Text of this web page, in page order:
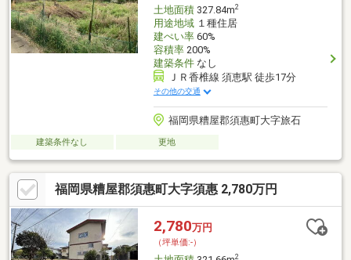
土地面積327.84m2
用途地域１種住居
建ぺい率60%
容積率200%
建築条件なし
ＪＲ香椎線 須恵駅 徒歩17分
その他の交通
福岡県糟屋郡須惠町大字旅石
建築条件なし 更地
福岡県糟屋郡須惠町大字須惠 2,780万円
2,780万円
（坪単価:-）
2